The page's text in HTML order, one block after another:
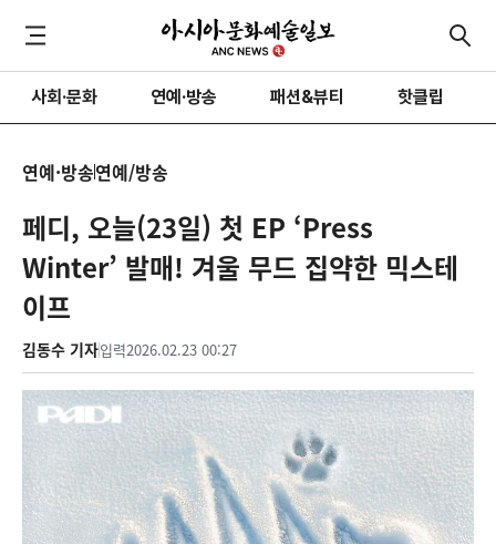
사회·문화 연예·방송 패션&뷰티 핫클립
연예·방송연예/방송
페디, 오늘(23일) 첫 EP ‘Press
Winter’ 발매! 겨울 무드 집약한 믹스테
이프
김동수 기자입력2026.02.23 00:27